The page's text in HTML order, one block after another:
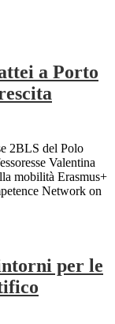
a Porto
2BLS del Polo
Valentina
mobilità Erasmus+
Network on
per le